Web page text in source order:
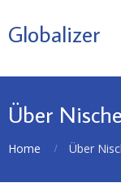
Globalizer
Über
Home Über